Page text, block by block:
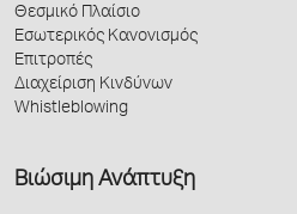
Θεσμικό Πλαίσιο
Εσωτερικός Κανονισμός
Επιτροπές
Διαχείριση Κινδύνων
Whistleblowing
Βιώσιμη Ανάπτυξη